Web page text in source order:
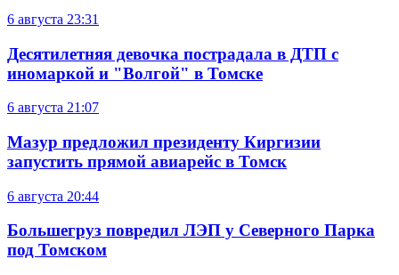
6 августа 23:31
Десятилетняя девочка пострадала в ДТП с
иномаркой и "Волгой" в Томске
6 августа 21:07
Мазур предложил президенту Киргизии
запустить прямой авиарейс в Томск
6 августа 20:44
Большегруз повредил ЛЭП у Северного Парка
под Томском